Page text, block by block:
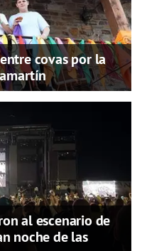
covas por la
al escenario de
noche de las